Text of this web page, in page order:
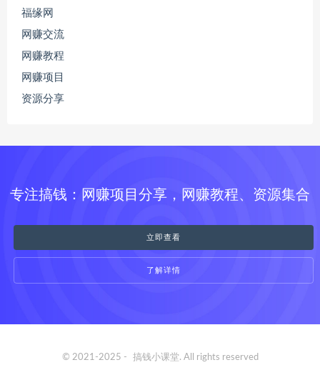
福缘网
网赚交流
网赚教程
网赚项目
资源分享
专注搞钱：网赚项目分享，网赚教程、资源集合
立即查看
了解详情
© 2021-2025 - 搞钱小课堂. All rights reserved